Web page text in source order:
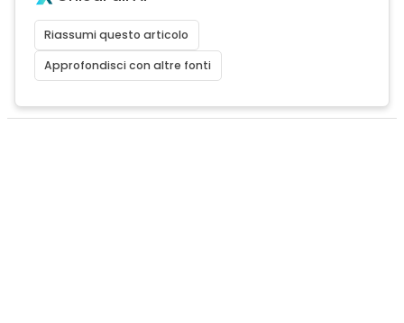
Riassumi questo articolo
Approfondisci con altre fonti